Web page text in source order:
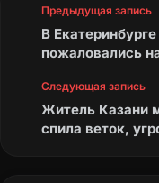
Предыдущая запись
В
пожаловались
Следующая запись
Житель Казани
спила веток,